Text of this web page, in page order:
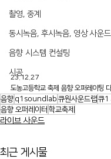
촬영, 중계
동시녹음, 후시녹음, 영상 사운
음향 시스템 컨설팅
시공
23.12.27
도농고등학교 축제 음향 오퍼레이팅
음향 q1soundlab 큐원사운드랩큐1
음향 오퍼레이터 학교축제
라이브 사운드
최근 게시물